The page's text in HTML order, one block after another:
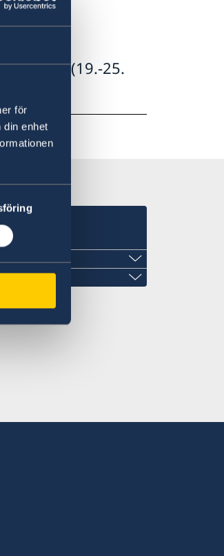
för
din enhet
vika 21 (19.-25.